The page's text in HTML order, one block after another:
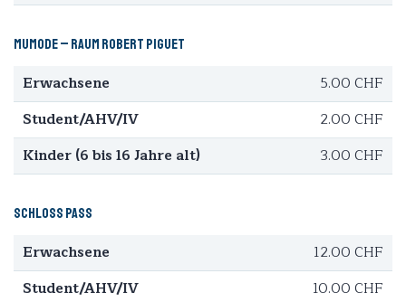
MuMode – Raum Robert Piguet
Erwachsene
5.00 CHF
Student/AHV/IV
2.00 CHF
Kinder (6 bis 16 Jahre alt)
3.00 CHF
Schloss Pass
Erwachsene
12.00 CHF
Student/AHV/IV
10.00 CHF